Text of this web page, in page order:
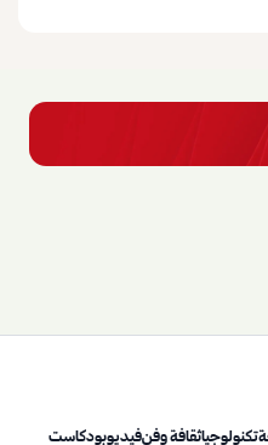
تكنولوجياثقافة وفنفيديوبودكاست